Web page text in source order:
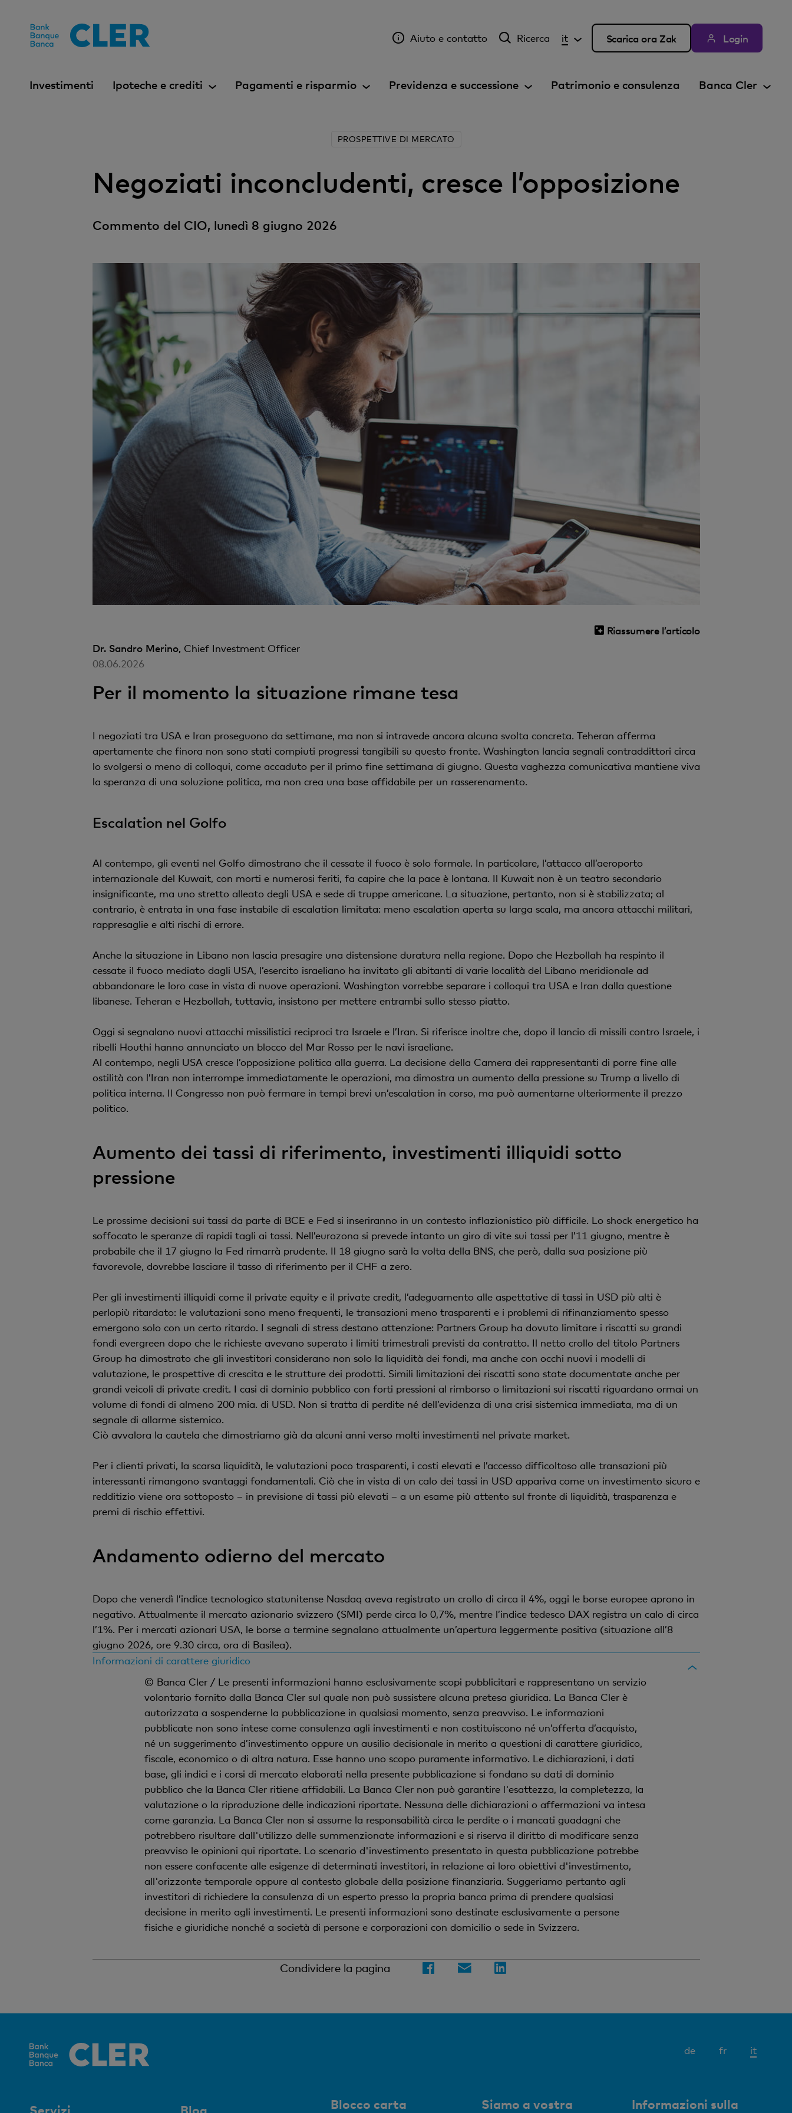
Aiuto e contatto Ricerca it Scarica ora Zak Login
Investimenti Ipoteche e crediti Pagamenti e risparmio Previdenza e successione Patrimonio e consulenza Banca Cler
PROSPETTIVE DI MERCATO
Negoziati inconcludenti, cresce l’opposizione
Commento del CIO, lunedì 8 giugno 2026
Riassumere l’articolo
Dr. Sandro Merino, Chief Investment Officer
08.06.2026
Per il momento la situazione rimane tesa
I negoziati tra USA e Iran proseguono da settimane, ma non si intravede ancora alcuna svolta concreta. Teheran afferma
apertamente che finora non sono stati compiuti progressi tangibili su questo fronte. Washington lancia segnali contraddittori circa
lo svolgersi o meno di colloqui, come accaduto per il primo fine settimana di giugno. Questa vaghezza comunicativa mantiene viva
la speranza di una soluzione politica, ma non crea una base affidabile per un rasserenamento.
Escalation nel Golfo
Al contempo, gli eventi nel Golfo dimostrano che il cessate il fuoco è solo formale. In particolare, l’attacco all’aeroporto
internazionale del Kuwait, con morti e numerosi feriti, fa capire che la pace è lontana. Il Kuwait non è un teatro secondario
insignificante, ma uno stretto alleato degli USA e sede di truppe americane. La situazione, pertanto, non si è stabilizzata; al
contrario, è entrata in una fase instabile di escalation limitata: meno escalation aperta su larga scala, ma ancora attacchi militari,
rappresaglie e alti rischi di errore.
Anche la situazione in Libano non lascia presagire una distensione duratura nella regione. Dopo che Hezbollah ha respinto il
cessate il fuoco mediato dagli USA, l’esercito israeliano ha invitato gli abitanti di varie località del Libano meridionale ad
abbandonare le loro case in vista di nuove operazioni. Washington vorrebbe separare i colloqui tra USA e Iran dalla questione
libanese. Teheran e Hezbollah, tuttavia, insistono per mettere entrambi sullo stesso piatto.
Oggi si segnalano nuovi attacchi missilistici reciproci tra Israele e l’Iran. Si riferisce inoltre che, dopo il lancio di missili contro Israele, i
ribelli Houthi hanno annunciato un blocco del Mar Rosso per le navi israeliane.
Al contempo, negli USA cresce l’opposizione politica alla guerra. La decisione della Camera dei rappresentanti di porre fine alle
ostilità con l’Iran non interrompe immediatamente le operazioni, ma dimostra un aumento della pressione su Trump a livello di
politica interna. Il Congresso non può fermare in tempi brevi un’escalation in corso, ma può aumentarne ulteriormente il prezzo
politico.
Aumento dei tassi di riferimento, investimenti illiquidi sotto
pressione
Le prossime decisioni sui tassi da parte di BCE e Fed si inseriranno in un contesto inflazionistico più difficile. Lo shock energetico ha
soffocato le speranze di rapidi tagli ai tassi. Nell’eurozona si prevede intanto un giro di vite sui tassi per l’11 giugno, mentre è
probabile che il 17 giugno la Fed rimarrà prudente. Il 18 giugno sarà la volta della BNS, che però, dalla sua posizione più
favorevole, dovrebbe lasciare il tasso di riferimento per il CHF a zero.
Per gli investimenti illiquidi come il private equity e il private credit, l’adeguamento alle aspettative di tassi in USD più alti è
perlopiù ritardato: le valutazioni sono meno frequenti, le transazioni meno trasparenti e i problemi di rifinanziamento spesso
emergono solo con un certo ritardo. I segnali di stress destano attenzione: Partners Group ha dovuto limitare i riscatti su grandi
fondi evergreen dopo che le richieste avevano superato i limiti trimestrali previsti da contratto. Il netto crollo del titolo Partners
Group ha dimostrato che gli investitori considerano non solo la liquidità dei fondi, ma anche con occhi nuovi i modelli di
valutazione, le prospettive di crescita e le strutture dei prodotti. Simili limitazioni dei riscatti sono state documentate anche per
grandi veicoli di private credit. I casi di dominio pubblico con forti pressioni al rimborso o limitazioni sui riscatti riguardano ormai un
volume di fondi di almeno 200 mia. di USD. Non si tratta di perdite né dell’evidenza di una crisi sistemica immediata, ma di un
segnale di allarme sistemico.
Ciò avvalora la cautela che dimostriamo già da alcuni anni verso molti investimenti nel private market.
Per i clienti privati, la scarsa liquidità, le valutazioni poco trasparenti, i costi elevati e l’accesso difficoltoso alle transazioni più
interessanti rimangono svantaggi fondamentali. Ciò che in vista di un calo dei tassi in USD appariva come un investimento sicuro e
redditizio viene ora sottoposto – in previsione di tassi più elevati – a un esame più attento sul fronte di liquidità, trasparenza e
premi di rischio effettivi.
Andamento odierno del mercato
Dopo che venerdì l’indice tecnologico statunitense Nasdaq aveva registrato un crollo di circa il 4%, oggi le borse europee aprono in
negativo. Attualmente il mercato azionario svizzero (SMI) perde circa lo 0,7%, mentre l’indice tedesco DAX registra un calo di circa
l’1%. Per i mercati azionari USA, le borse a termine segnalano attualmente un’apertura leggermente positiva (situazione all’8
giugno 2026, ore 9.30 circa, ora di Basilea).
Informazioni di carattere giuridico
© Banca Cler / Le presenti informazioni hanno esclusivamente scopi pubblicitari e rappresentano un servizio
volontario fornito dalla Banca Cler sul quale non può sussistere alcuna pretesa giuridica. La Banca Cler è
autorizzata a sospenderne la pubblicazione in qualsiasi momento, senza preavviso. Le informazioni
pubblicate non sono intese come consulenza agli investimenti e non costituiscono né un’offerta d’acquisto,
né un suggerimento d’investimento oppure un ausilio decisionale in merito a questioni di carattere giuridico,
fiscale, economico o di altra natura. Esse hanno uno scopo puramente informativo. Le dichiarazioni, i dati
base, gli indici e i corsi di mercato elaborati nella presente pubblicazione si fondano su dati di dominio
pubblico che la Banca Cler ritiene affidabili. La Banca Cler non può garantire l'esattezza, la completezza, la
valutazione o la riproduzione delle indicazioni riportate. Nessuna delle dichiarazioni o affermazioni va intesa
come garanzia. La Banca Cler non si assume la responsabilità circa le perdite o i mancati guadagni che
potrebbero risultare dall'utilizzo delle summenzionate informazioni e si riserva il diritto di modificare senza
preavviso le opinioni qui riportate. Lo scenario d'investimento presentato in questa pubblicazione potrebbe
non essere confacente alle esigenze di determinati investitori, in relazione ai loro obiettivi d'investimento,
all'orizzonte temporale oppure al contesto globale della posizione finanziaria. Suggeriamo pertanto agli
investitori di richiedere la consulenza di un esperto presso la propria banca prima di prendere qualsiasi
decisione in merito agli investimenti. Le presenti informazioni sono destinate esclusivamente a persone
fisiche e giuridiche nonché a società di persone e corporazioni con domicilio o sede in Svizzera.
Condividere la pagina
de fr it
Blocco carta
Siamo a vostra
Informazioni sulla